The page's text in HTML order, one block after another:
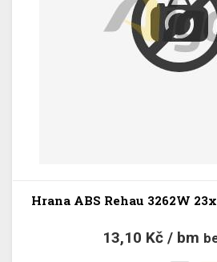
Hrana ABS Rehau 3262W
13,10 Kč / bm